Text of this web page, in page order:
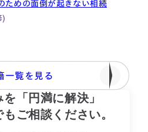
面倒が起きない相続
一覧を見る
「円満に解決」
ご相談ください。